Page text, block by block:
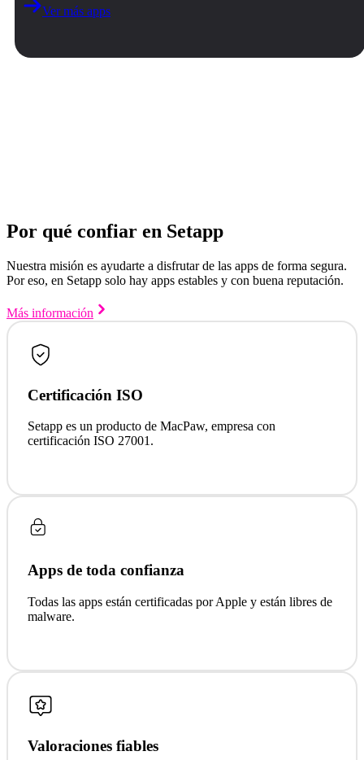
Ver más apps
Por qué confiar en Setapp
Nuestra misión es ayudarte a disfrutar de las apps de forma segura.
Por eso, en Setapp solo hay apps estables y con buena reputación.
Más información
Certificación ISO
Setapp es un producto de MacPaw, empresa con
certificación ISO 27001.
Apps de toda confianza
Todas las apps están certificadas por Apple y están libres de
malware.
Valoraciones fiables